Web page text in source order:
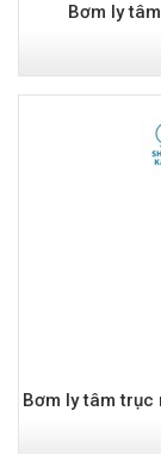
Bơm ly
Bơm ly tâm trục